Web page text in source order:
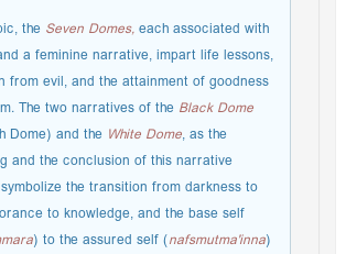
theSeven Domes,each associated with
a feminine narrative, impart life lessons,
from evil, and the attainment of goodness
The two narratives of theBlack Dome
Dome) and theWhite Dome, as the
and the conclusion of this narrative
symbolize the transition from darkness to
to knowledge, and the base self
) to the assured self (nafsmutma'inna